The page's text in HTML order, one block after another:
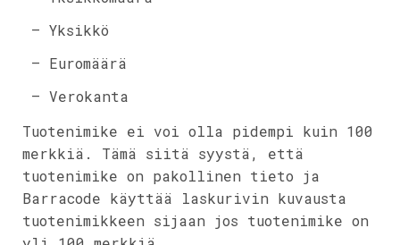
– Yksikkö
– Euromäärä
– Verokanta
Tuotenimike ei voi olla pidempi kuin 100
merkkiä. Tämä siitä syystä, että
tuotenimike on pakollinen tieto ja
Barracode käyttää laskurivin kuvausta
tuotenimikkeen sijaan jos tuotenimike on